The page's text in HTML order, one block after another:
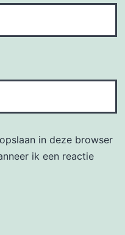
in deze browser
ik een reactie